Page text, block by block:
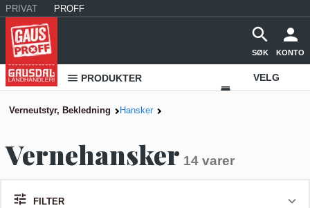
PRIVAT PROFF
SØK KONTO
PRODUKTER VELG
Verneutstyr, Bekledning Hansker
Vernehansker 14 varer
FILTER